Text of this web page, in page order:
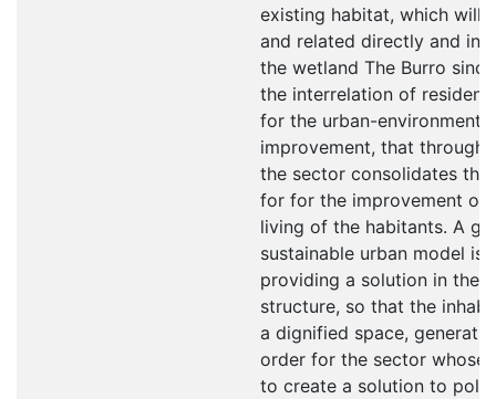
existing habitat, which will
and related directly and
the wetland The Burro
the interrelation of
for the urban-environmental
improvement, that through
the sector consolidates the
for for the improvement of
living of the habitants. A
sustainable urban model is
providing a solution in the
structure, so that the
a dignified space,
order for the sector whose
to create a solution to